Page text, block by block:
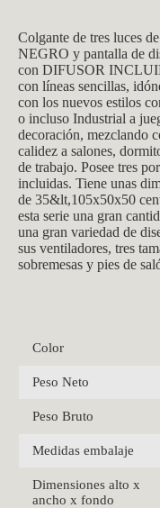
Colgante de tres luces
NEGRO y pantalla de
con DIFUSOR
con líneas sencillas,
con los nuevos estilos
o incluso Industrial a
decoración, mezclando
calidez a salones,
de trabajo. Posee tres
incluidas. Tiene unas
de 35&lt,105x50x50
esta serie una gran
una gran variedad de
sus ventiladores, tres
sobremesas y pies de
Color
Peso Neto
Peso Bruto
Medidas embalaje
Dimensiones alto x
ancho x fondo